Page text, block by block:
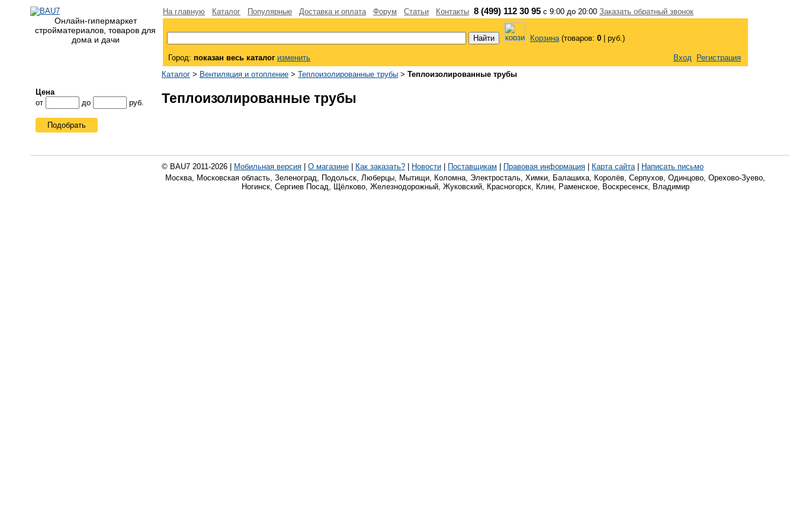
Онлайн-гипермаркет
стройматериалов, товаров для
дома и дачи
На главную Каталог Популярные Доставка и оплата Форум Статьи Контакты 8 (499) 112 30 95 с 9:00 до 20:00 Заказать обратный звонок
Корзина(товаров: 0 руб.)
Город: показан весь каталог изменить Вход Регистрация
Цена
от
до руб.
Подобрать
Каталог > Вентиляция и отопление > Теплоизолированные трубы > Теплоизолированные трубы
Теплоизолированные трубы
© BAU7 2011-2026 | Мобильная версия О магазине Как заказать? Новости Поставщикам Правовая информация Карта сайта|
Написать письмо
Москва, Московская область, Зеленоград, Подольск, Люберцы, Мытищи, Коломна, Электросталь, Химки, Балашиха, Королёв, Серпухов, Одинцово, Орехово-Зуево,
Ногинск, Сергиев Посад, Щёлково, Железнодорожный, Жуковский, Красногорск, Клин, Раменское, Воскресенск, Владимир